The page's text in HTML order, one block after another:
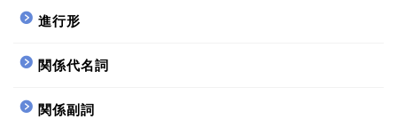
進行形
関係代名詞
関係副詞